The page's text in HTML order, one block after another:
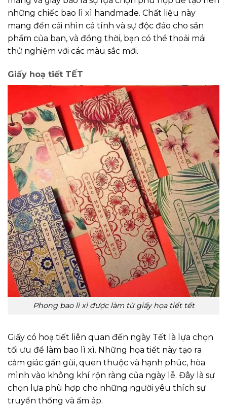
những chiếc bao lì xì handmade. Chất liệu này
mang đến cái nhìn cá tính và sự độc đáo cho sản
phẩm của bạn, và đồng thời, bạn có thể thoải mái
thử nghiệm với các màu sắc mới.
Giấy hoạ tiết TẾT
Phong bao lì xì được làm từ giấy họa tiết tết
Giấy có hoạ tiết liên quan đến ngày Tết là lựa chọn
tối ưu để làm bao lì xì. Những họa tiết này tạo ra
cảm giác gần gũi, quen thuộc và hạnh phúc, hòa
mình vào không khí rộn ràng của ngày lễ. Đây là sự
chọn lựa phù hợp cho những người yêu thích sự
truyền thống và ấm áp.